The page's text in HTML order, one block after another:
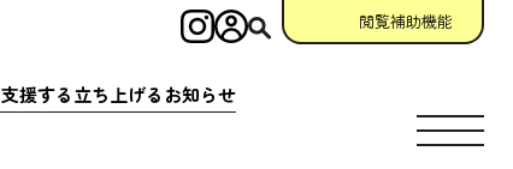
支援する立ち 上げる お知らせ
インスタグラム
ログイン 閲覧補助機能